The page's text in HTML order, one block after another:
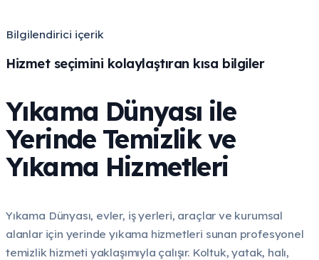
Bilgilendirici içerik
Hizmet seçimini kolaylaştıran kısa bilgiler
Yıkama Dünyası ile
Yerinde Temizlik ve
Yıkama Hizmetleri
Yıkama Dünyası, evler, iş yerleri, araçlar ve kurumsal
alanlar için yerinde yıkama hizmetleri sunan profesyonel
temizlik hizmeti yaklaşımıyla çalışır. Koltuk, yatak, halı,